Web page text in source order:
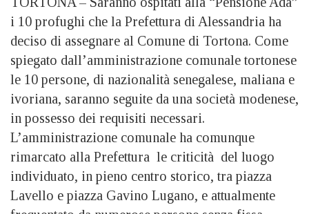
i 10 profughi che la Prefettura di Alessandria ha
deciso di assegnare al Comune di Tortona. Come
spiegato dall’amministrazione comunale tortonese
le 10 persone, di nazionalità senegalese, maliana e
ivoriana, saranno seguite da una società modenese,
in possesso dei requisiti necessari.
L’amministrazione comunale ha comunque
rimarcato alla Prefettura le criticità del luogo
individuato, in pieno centro storico, tra piazza
Lavello e piazza Gavino Lugano, e attualmente